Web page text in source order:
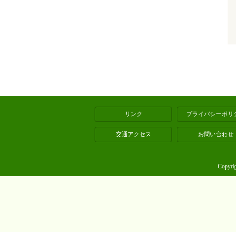
リンク プライバシーポリ
交通アクセス お問い合わせ